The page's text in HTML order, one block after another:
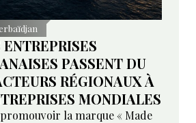
PASSENT DU
RÉGIONAUX À
MONDIALES
la marque « Made